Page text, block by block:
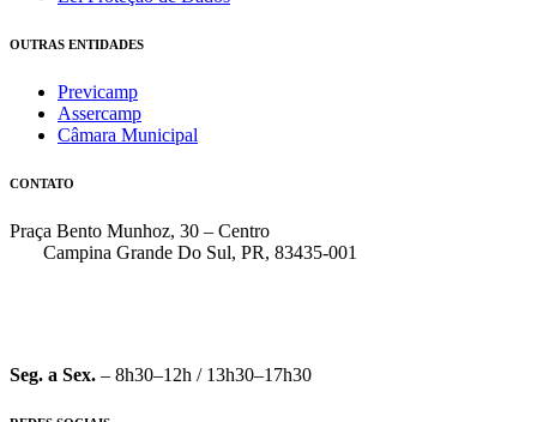
OUTRAS ENTIDADES
Previcamp
Assercamp
Câmara Municipal
CONTATO
Praça Bento Munhoz, 30 – Centro
Campina Grande Do Sul, PR, 83435-001
Seg. a Sex. – 8h30–12h / 13h30–17h30